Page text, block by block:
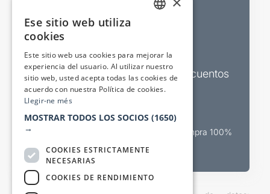
Promociones
Boletines de actualidad y descuentos
Valora espectáculos
Canal oficial de venta teatral Compra 100%
Ese sitio web utiliza
cookies
Este sitio web usa cookies para mejorar la
experiencia del usuario. Al utilizar nuestro
sitio web, usted acepta todas las cookies de
acuerdo con nuestra Política de cookies.
Llegir-ne més
MOSTRAR TODOS LOS SOCIOS (1650)
→
COOKIES ESTRICTAMENTE
NECESARIAS
COOKIES DE RENDIMIENTO